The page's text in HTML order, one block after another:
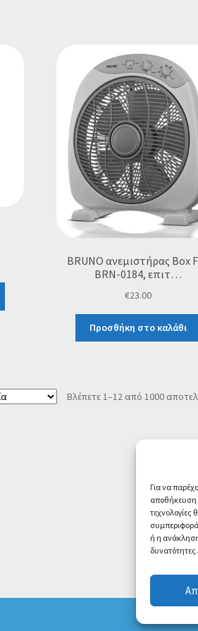
Για να
αποθήκευση
ή η ανάκληση
δυνατότητες.
BRUNO ανεμιστήρας Box
BRN-0184, επιτ…
€23.00
Προσθήκη στο καλάθι
Βλέπετε 1–12 από 1000